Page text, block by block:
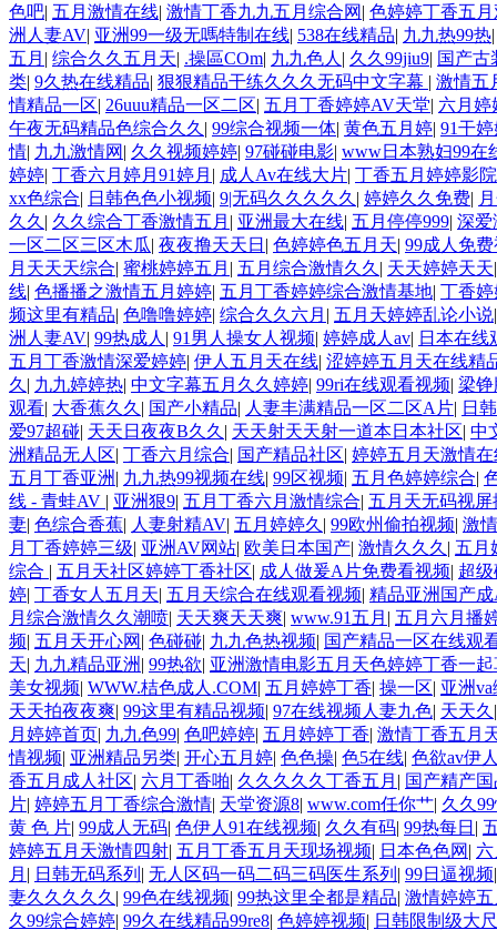
色吧| 五月激情在线| 激情丁香九九五月综合网 | 色婷婷丁香五
洲人妻AV| 亚洲99一级无嗎特制在线| 538在线精品| 九九热99热
五月 | 综合久久五月天| .操區COm| 九九色人 | 久久99jiu9| 国产古
类| 9久热在线精品| 狠狠精品干练久久久无码中文字幕 | 激情五
情精品一区| 26uuu精品一区二区| 五月丁香婷婷AV天堂| 六月婷
午夜无码精品色综合久久 | 99综合视频一体| 黄色五月婷| 91干
情| 九九激情网 | 久久视频婷婷| 97碰碰电影| www日本熟妇99在
婷婷| 丁香六月婷月91婷月 | 成人Av在线大片| 丁香五月婷婷影院
xx色综合| 日韩色色小视频| 9|无码久久久久久 | 婷婷久久免费|
久久 | 久久综合丁香激情五月 | 亚洲最大在线| 五月停停999| 深爱
一区二区三区木瓜| 夜夜撸天天日 | 色婷婷色五月天| 99成人免
月天天天综合| 蜜桃婷婷五月 | 五月综合激情久久 | 天天婷婷天天
线| 色播播之激情五月婷婷| 五月丁香婷婷综合激情基地| 丁香
频这里有精品| 色噜噜婷婷| 综合久久六月 | 五月天婷婷乱论小说
洲人妻AV| 99热成人 | 91男人操女人视频| 婷婷成人av| 日本在线
五月丁香激情深爱婷婷| 伊人五月天在线| 涩婷婷五月天在线精
久 | 九九婷婷热| 中文字幕五月久久婷婷| 99ri在线观看视频| 梁
观看| 大香蕉久久 | 国产小精品| 人妻丰满精品一区二区A片| 日
爱97超碰| 天天日夜夜B久久 | 天天射天天射一道本日本社区| 中
洲精品无人区| 丁香六月综合| 国产精品社区| 婷婷五月天激情
五月丁香亚洲 | 九九热99视频在线| 99区视频| 五月色婷婷综合|
线 - 青蛙AV | 亚洲狠9| 五月丁香六月激情综合| 五月天无码视屏
妻| 色综合香蕉| 人妻射精AV| 五月婷婷久 | 99欧州偷拍视频| 激
月丁香婷婷三级| 亚洲AV网站| 欧美日本国产| 激情久久久 | 五月
综合 | 五月天社区婷婷丁香社区| 成人做爰A片免费看视频| 超
婷| 丁香女人五月天| 五月天综合在线观看视频| 精品亚洲国产
月综合激情久久潮喷| 天天爽天天爽| www.91五月 | 五月六月播
频| 五月天开心网 | 色碰碰| 九九色热视频| 国产精品一区在线观
天| 九九精品亚洲 | 99热欲| 亚洲激情电影五月天色婷婷丁香一起
美女视频| WWW.桔色成人.COM| 五月婷婷丁香| 操一区| 亚洲
天天拍夜夜爽| 99这里有精品视频| 97在线视频人妻九色| 天天久
月婷婷首页| 九九色99| 色吧婷婷| 五月婷婷丁香| 激情丁香五月
情视频| 亚洲精品另类| 开心五月婷| 色色操| 色5在线| 色欲av伊
香五月成人社区| 六月丁香啪| 久久久久久丁香五月 | 国产精产
片| 婷婷五月丁香综合激情| 天堂资源8| www.com任你艹| 久久
黄 色 片| 99成人无码| 色伊人91在线视频| 久久有码| 99热每日 |
婷婷五月天激情四射| 五月丁香五月天现场视频| 日本色色网 |
月 | 日韩无码系列 | 无人区码一码二码三码医生系列 | 99日逼视频
妻久久久久久 | 99色在线视频| 99热这里全都是精品| 激情婷婷
久99综合婷婷| 99久在线精品99re8| 色婷婷视频| 日韩限制级大